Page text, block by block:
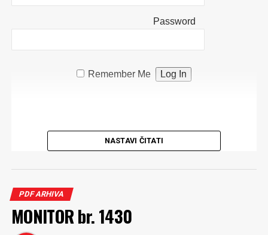
Password
Remember Me
NASTAVI ČITATI
PDF ARHIVA
MONITOR br. 1430